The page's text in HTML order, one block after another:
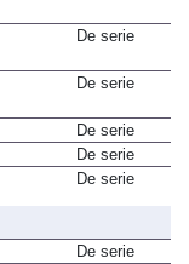
De serie
De serie
De serie
De serie
De serie
De serie